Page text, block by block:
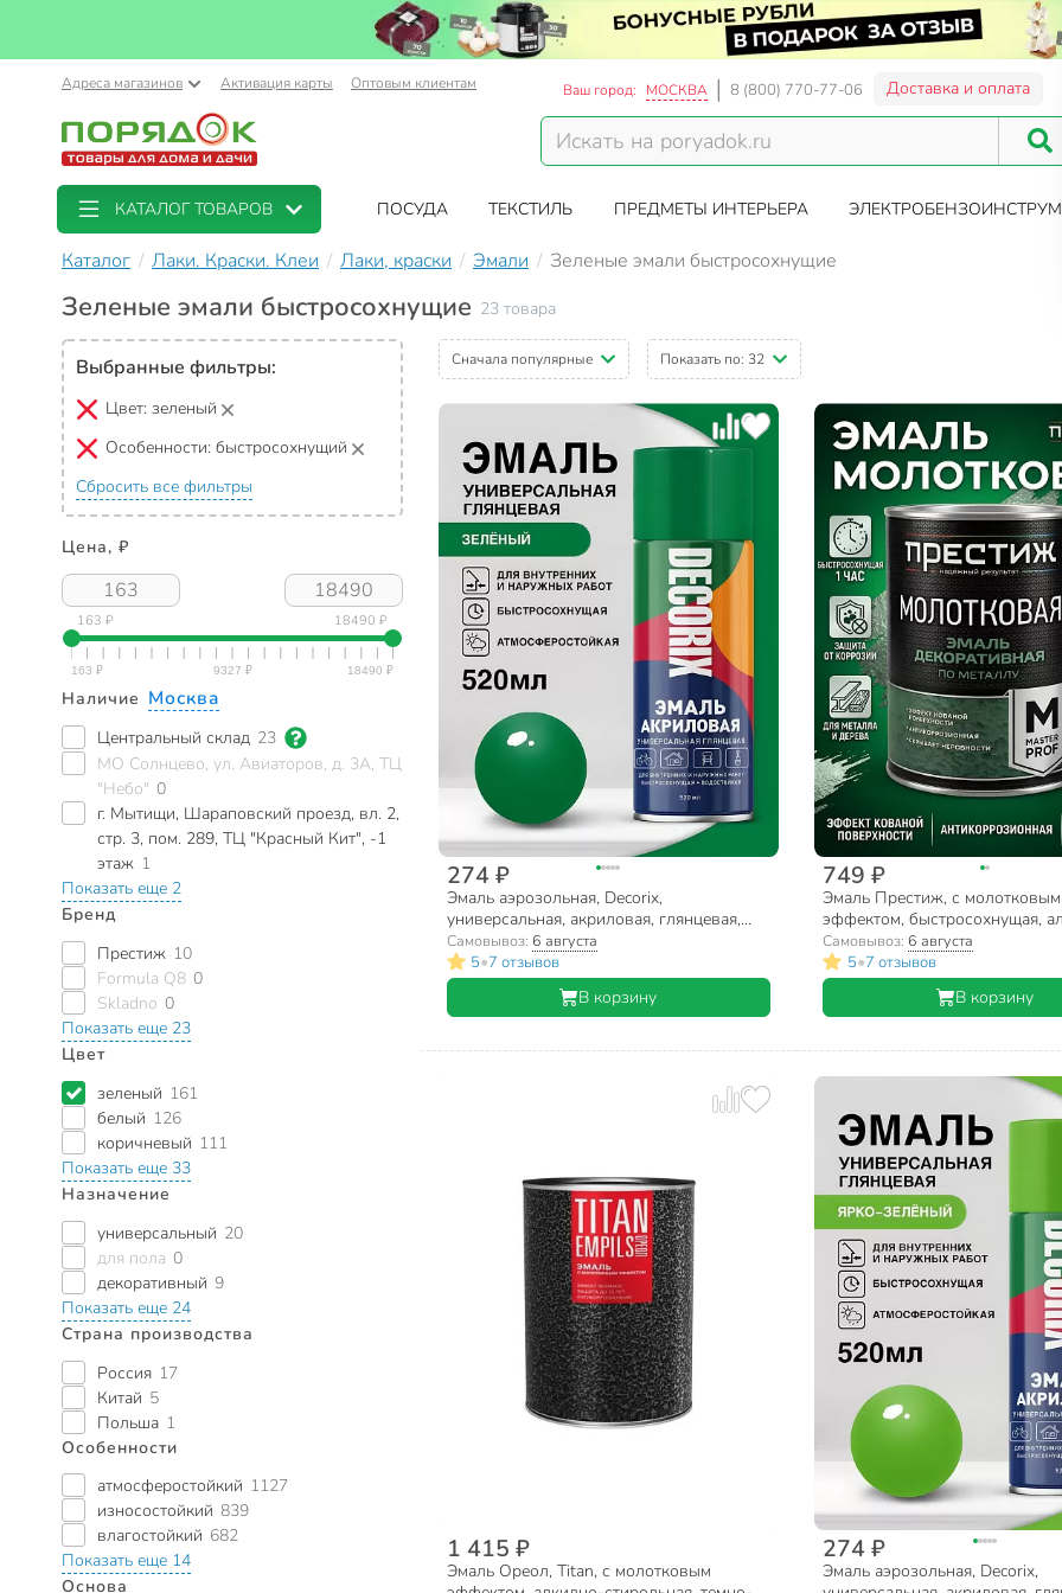
Адреса магазинов Активация карты Оптовым клиентам Ваш город: МОСКВА 8 (800) 770-77-06 Доставка и оплата
КАТАЛОГ ТОВАРОВ ПОСУДА ТЕКСТИЛЬ ПРЕДМЕТЫ ИНТЕРЬЕРА
Каталог Лаки. Краски. Клеи Лаки, краски Эмали Зеленые эмали быстросохнущие
Зеленые эмали быстросохнущие 23 товара
Выбранные фильтры:
Цвет: зеленый
Особенности: быстросохнущий
Сбросить все фильтры
Цена, ₽
163 ₽ 18490 ₽
Наличие Москва
Центральный склад 23
МО Солнцево, ул. Авиаторов, д. 3А, ТЦ
"Небо" 0
г. Мытищи, Шараповский проезд, вл. 2,
стр. 3, пом. 289, ТЦ "Красный Кит", -1
этаж 1
Показать еще 2
Бренд
Престиж 10
Formula Q8 0
Skladno 0
Показать еще 23
Цвет
зеленый 161
белый 126
коричневый 111
Показать еще 33
Назначение
универсальный 20
для пола 0
декоративный 9
Показать еще 24
Страна производства
Россия 17
Китай 5
Польша 1
Особенности
атмосферостойкий 1127
износостойкий 839
влагостойкий 682
Показать еще 14
Основа
Сначала популярные Показать по: 32
274 ₽
Эмаль аэрозольная, Decorix,
универсальная, акриловая, глянцевая,
зеленая, A14, 520 мл
Самовывоз: 6 августа
5•7 отзывов
В корзину
749 ₽
Эмаль Престиж, с молотковым
эффектом, быстросохнущая,
полуглянцевая, серебристо-
кг
Самовывоз: 6 августа
5•7 отзывов
В корзину
1 415 ₽
Эмаль Ореол, Titan, с молотковым
274 ₽
Эмаль аэрозольная, Decorix,